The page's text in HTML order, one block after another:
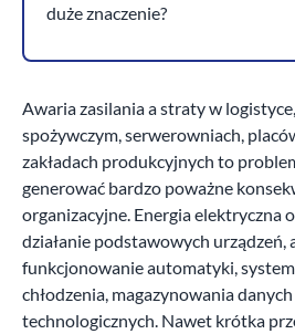
duże znaczenie?
Awaria zasilania a straty w
spożywczym, serwerowniach,
zakładach produkcyjnych to
generować bardzo poważne
organizacyjne. Energia elektryczna
działanie podstawowych urządzeń,
funkcjonowanie automatyki,
chłodzenia, magazynowania
technologicznych. Nawet krótka